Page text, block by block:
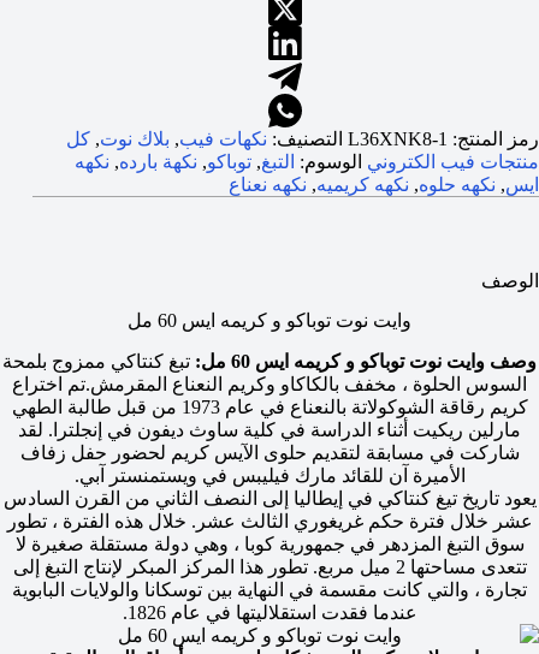
رمز المنتج: L36XNK8-1 التصنيف: نكهات فيب, بلاك نوت, كل
منتجات فيب الكتروني الوسوم: التبغ, توباكو, نكهة بارده, نكهه
ايس, نكهه حلوه, نكهه كريميه, نكهه نعناع
الوصف
وايت نوت توباكو و كريمه ايس 60 مل
وصف وايت نوت توباكو و كريمه ايس 60 مل:
تبغ كنتاكي ممزوج بلمحة
السوس الحلوة ، مخفف بالكاكاو وكريم النعناع المقرمش.تم اختراع
كريم رقاقة الشوكولاتة بالنعناع في عام 1973 من قبل طالبة الطهي
مارلين ريكيت أثناء الدراسة في كلية ساوث ديفون في إنجلترا. لقد
شاركت في مسابقة لتقديم حلوى الآيس كريم لحضور حفل زفاف
الأميرة آن للقائد مارك فيليبس في ويستمنستر آبي.
يعود تاريخ تيغ كنتاكي في إيطاليا إلى النصف الثاني من القرن السادس
عشر خلال فترة حكم غريغوري الثالث عشر. خلال هذه الفترة ، تطور
سوق التبغ المزدهر في جمهورية كوبا ، وهي دولة مستقلة صغيرة لا
تتعدى مساحتها 2 ميل مربع. تطور هذا المركز المبكر لإنتاج التبغ إلى
تجارة ، والتي كانت مقسمة في النهاية بين توسكانا والولايات البابوية
عندما فقدت استقلاليتها في عام 1826.